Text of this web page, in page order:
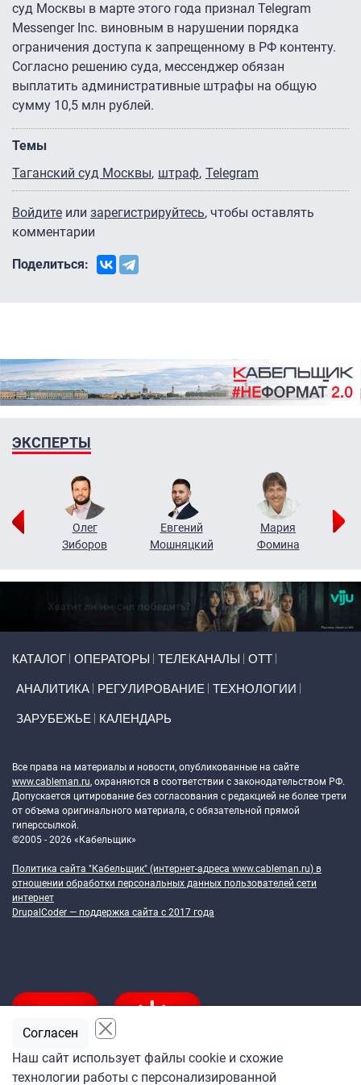
суд Москвы в марте этого года признал Telegram
Messenger Inc. виновным в нарушении порядка
ограничения доступа к запрещенному в РФ контенту.
Согласно решению суда, мессенджер обязан
выплатить административные штрафы на общую
сумму 10,5 млн рублей.
Темы
Таганский суд Москвы штраф Telegram
Войдите или зарегистрируйтесь, чтобы оставлять
комментарии
Поделиться:
ЭКСПЕРТЫ
Олег
Зиборов
Евгений
Мошняцкий
Мария
Фомина
КАТАЛОГ ОПЕРАТОРЫ ТЕЛЕКАНАЛЫ ОТТ
АНАЛИТИКА РЕГУЛИРОВАНИЕ ТЕХНОЛОГИИ
ЗАРУБЕЖЬЕ КАЛЕНДАРЬ
Все права на материалы и новости, опубликованные на сайте
www.cableman.ru, охраняются в соответствии с законодательством РФ.
Допускается цитирование без согласования с редакцией не более трети
от объема оригинального материала, с обязательной прямой
гиперссылкой.
©2005 - 2026 «Кабельщик»
Политика сайта "Кабельщик" (интернет-адреса www.cableman.ru) в
отношении обработки персональных данных пользователей сети
интернет
DrupalCoder — поддержка сайта c 2017 года
Наш сайт использует файлы cookie и схожие
технологии работы с персонализированной
Согласен